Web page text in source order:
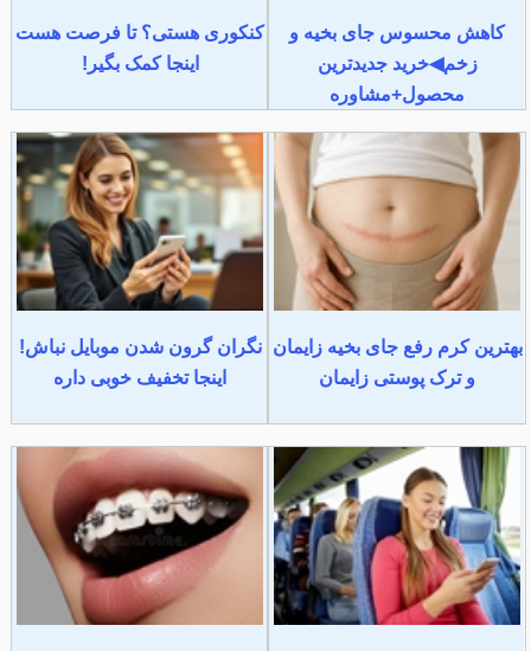
کاهش محسوس جای بخیه و
زخم◀خرید جدیدترین
محصول+مشاوره
کنکوری هستی؟ تا فرصت هست
اینجا کمک بگیر!
بهترین کرم رفع جای بخیه زایمان
و ترک پوستی زایمان
نگران گرون شدن موبایل نباش!
اینجا تخفیف خوبی داره